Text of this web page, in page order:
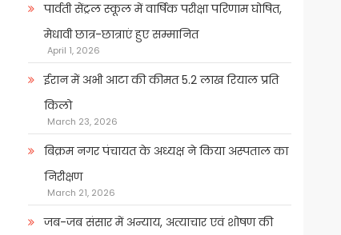
पार्वती सेंट्रल स्कूल में वार्षिक परीक्षा परिणाम घोषित,
मेधावी छात्र-छात्राएं हुए सम्मानित
April 1, 2026
ईरान में अभी आटा की कीमत 5.2 लाख रियाल प्रति
किलो
March 23, 2026
बिक्रम नगर पंचायत के अध्यक्ष ने किया अस्पताल का
निरीक्षण
March 21, 2026
जब-जब संसार में अन्याय, अत्याचार एवं शोषण की